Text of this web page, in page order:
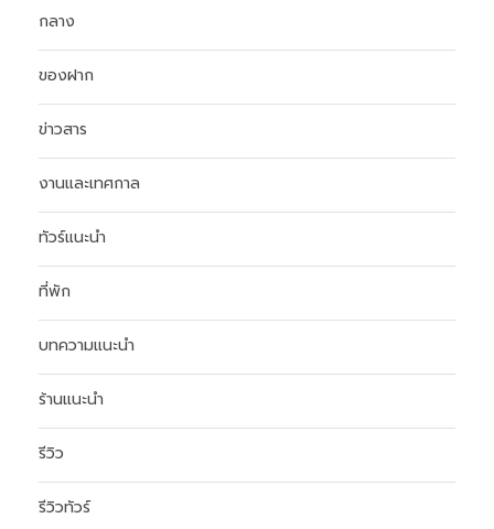
กลาง
ของฝาก
ข่าวสาร
งานและเทศกาล
ทัวร์แนะนำ
ที่พัก
บทความแนะนำ
ร้านแนะนำ
รีวิว
รีวิวทัวร์